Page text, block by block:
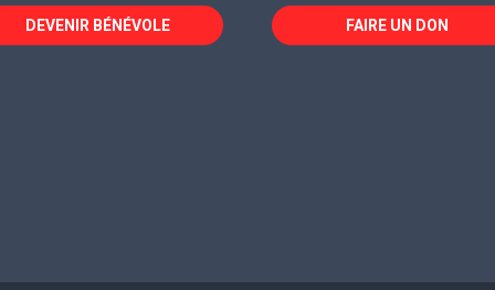
DEVENIR BÉNÉVOLE FAIRE UN DON